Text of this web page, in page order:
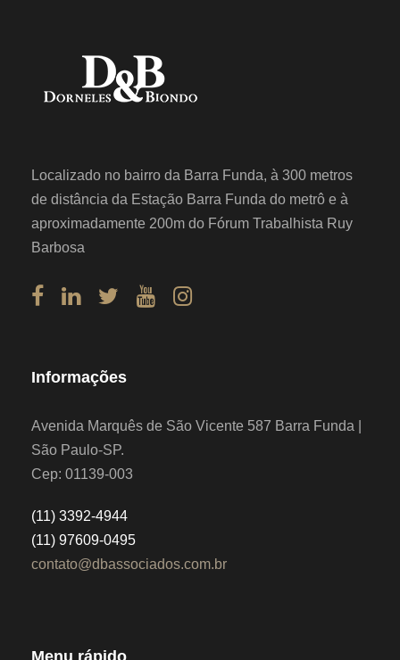
Localizado no bairro da Barra Funda, à 300 metros
de distância da Estação Barra Funda do metrô e à
aproximadamente 200m do Fórum Trabalhista Ruy
Barbosa
Informações
Avenida Marquês de São Vicente 587 Barra Funda |
São Paulo-SP.
Cep: 01139-003
(11) 3392-4944
(11) 97609-0495
contato@dbassociados.com.br
Menu rápido